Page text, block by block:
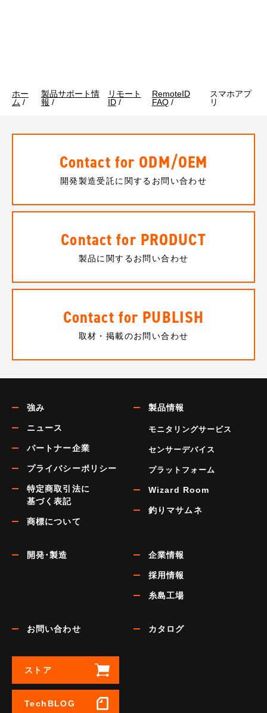
ホー
ム /
製品サポート情
報 /
リモート
ID/
RemoteID
FAQ/
スマホアプ
リ
Contact for ODM/OEM
開発製造受託に関するお問い合わせ
Contact for PRODUCT
製品に関するお問い合わせ
Contact for PUBLISH
取材・掲載のお問い合わせ
強み
ニュース
パートナー企業
プライバシーポリシー
特定商取引法に
基づく表記
商標について
製品情報
モニタリングサービス
センサーデバイス
プラットフォーム
Wizard Room
釣りマサムネ
開発･製造 企業情報
採用情報
糸島工場
お問い合わせ カタログ
ストア
TechBLOG